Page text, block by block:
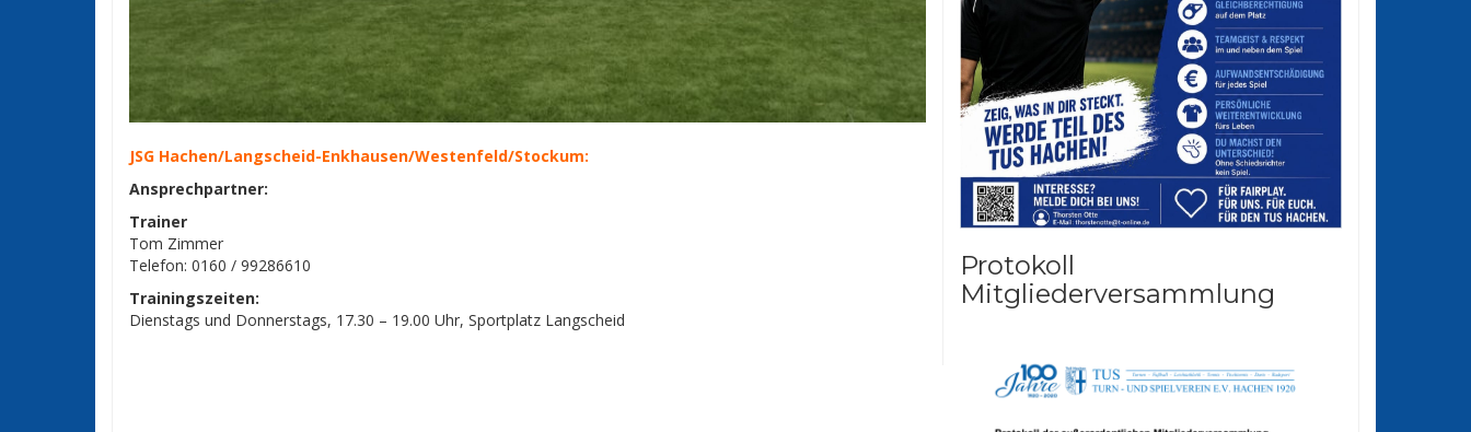
JSG Hachen/​Langscheid-Enkhausen/​Westenfeld/​Stockum:
Ansprechpartner:
Trainer
Tom Zimmer
Telefon: 0160 / 99286610
Trainingszeiten:
Dienstags und Donnerstags, 17.30 – 19.00 Uhr, Sportplatz Langscheid
Protokoll
Mitgliederversammlung